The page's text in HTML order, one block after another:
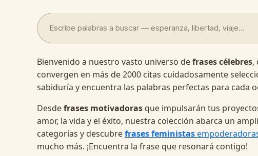
Bienvenido a nuestro vasto universo defrases célebres,
convergen en más de 2000 citas cuidadosamente
sabiduría y encuentra las palabras perfectas para cada
Desdefrases motivadoras que impulsarán tus
amor, la vida y el éxito, nuestra colección abarca un
categorías y descubrefrases feministas
mucho más. ¡Encuentra la frase que resonará contigo!